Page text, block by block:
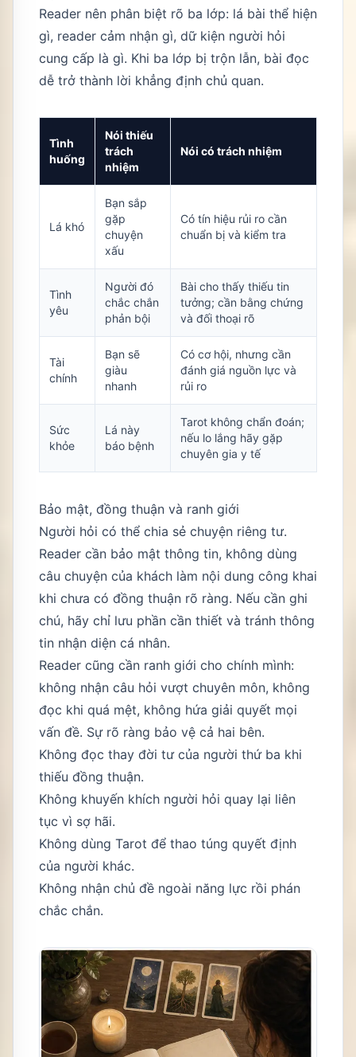
Reader nên phân biệt rõ ba lớp: lá bài thể hiện
gì, reader cảm nhận gì, dữ kiện người hỏi
cung cấp là gì. Khi ba lớp bị trộn lẫn, bài đọc
dễ trở thành lời khẳng định chủ quan.
Tình
huống
Nói thiếu
trách
nhiệm
Nói có trách nhiệm
Lá khó
Bạn sắp
gặp
chuyện
xấu
Có tín hiệu rủi ro cần
chuẩn bị và kiểm tra
Tình
yêu
Người đó
chắc chắn
phản bội
Bài cho thấy thiếu tin
tưởng; cần bằng chứng
và đối thoại rõ
Tài
chính
Bạn sẽ
giàu
nhanh
Có cơ hội, nhưng cần
đánh giá nguồn lực và
rủi ro
Sức
khỏe
Lá này
báo bệnh
Tarot không chẩn đoán;
nếu lo lắng hãy gặp
chuyên gia y tế
Bảo mật, đồng thuận và ranh giới
Người hỏi có thể chia sẻ chuyện riêng tư.
Reader cần bảo mật thông tin, không dùng
câu chuyện của khách làm nội dung công khai
khi chưa có đồng thuận rõ ràng. Nếu cần ghi
chú, hãy chỉ lưu phần cần thiết và tránh thông
tin nhận diện cá nhân.
Reader cũng cần ranh giới cho chính mình:
không nhận câu hỏi vượt chuyên môn, không
đọc khi quá mệt, không hứa giải quyết mọi
vấn đề. Sự rõ ràng bảo vệ cả hai bên.
Không đọc thay đời tư của người thứ ba khi
thiếu đồng thuận.
Không khuyến khích người hỏi quay lại liên
tục vì sợ hãi.
Không dùng Tarot để thao túng quyết định
của người khác.
Không nhận chủ đề ngoài năng lực rồi phán
chắc chắn.